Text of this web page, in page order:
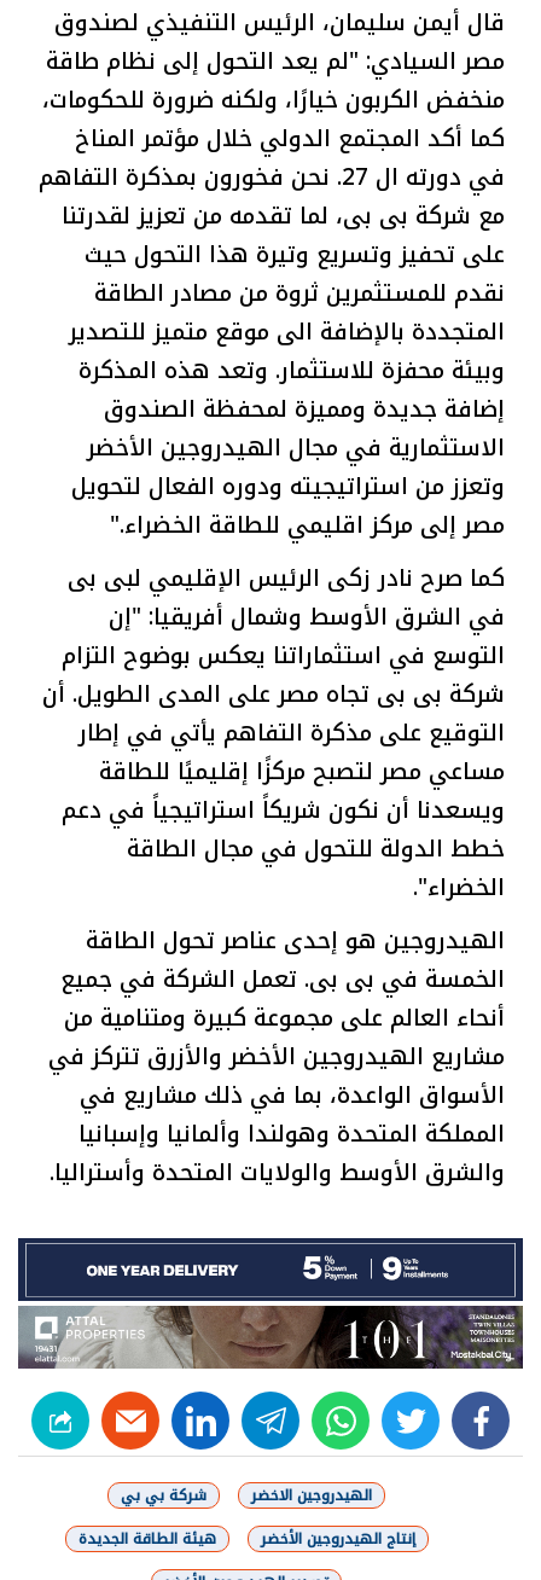
قال أيمن سليمان، الرئيس التنفيذي لصندوق
مصر السيادي: "لم يعد التحول إلى نظام طاقة
منخفض الكربون خيارًا، ولكنه ضرورة للحكومات،
كما أكد المجتمع الدولي خلال مؤتمر المناخ
في دورته ال 27. نحن فخورون بمذكرة التفاهم
مع شركة بى بى، لما تقدمه من تعزيز لقدرتنا
على تحفيز وتسريع وتيرة هذا التحول حيث
نقدم للمستثمرين ثروة من مصادر الطاقة
المتجددة بالإضافة الى موقع متميز للتصدير
وبيئة محفزة للاستثمار. وتعد هذه المذكرة
إضافة جديدة ومميزة لمحفظة الصندوق
الاستثمارية في مجال الهيدروجين الأخضر
وتعزز من استراتيجيته ودوره الفعال لتحويل
مصر إلى مركز اقليمي للطاقة الخضراء."
كما صرح نادر زكى الرئيس الإقليمي لبى بى
في الشرق الأوسط وشمال أفريقيا: "إن
التوسع في استثماراتنا يعكس بوضوح التزام
شركة بى بى تجاه مصر على المدى الطويل. أن
التوقيع على مذكرة التفاهم يأتي في إطار
مساعي مصر لتصبح مركزًا إقليميًا للطاقة
ويسعدنا أن نكون شريكاً استراتيجياً في دعم
خطط الدولة للتحول في مجال الطاقة
الخضراء".
الهيدروجين هو إحدى عناصر تحول الطاقة
الخمسة في بى بى. تعمل الشركة في جميع
أنحاء العالم على مجموعة كبيرة ومتنامية من
مشاريع الهيدروجين الأخضر والأزرق تتركز في
الأسواق الواعدة، بما في ذلك مشاريع في
المملكة المتحدة وهولندا وألمانيا وإسبانيا
والشرق الأوسط والولايات المتحدة وأستراليا.
facebook
twitter
whats
telegram
linkedin
الهيدروجين الاخضر
شركة بي بي
إنتاج الهيدروجين الأخضر
هيئة الطاقة الجديدة